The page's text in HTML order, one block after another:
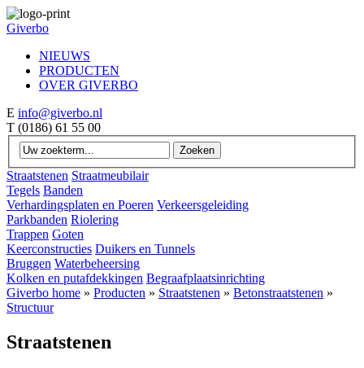
Giverbo
NIEUWS
PRODUCTEN
OVER GIVERBO
E info@giverbo.nl
T (0186) 61 55 00
Straatstenen Straatmeubilair
Tegels Banden
Verhardingsplaten en Poeren Verkeersgeleiding
Parkbanden Riolering
Trappen Goten
Keerconstructies Duikers en Tunnels
Bruggen Waterbeheersing
Kolken en putafdekkingen Begraafplaatsinrichting
Giverbo home » Producten » Straatstenen » Betonstraatstenen »
Structuur
Straatstenen